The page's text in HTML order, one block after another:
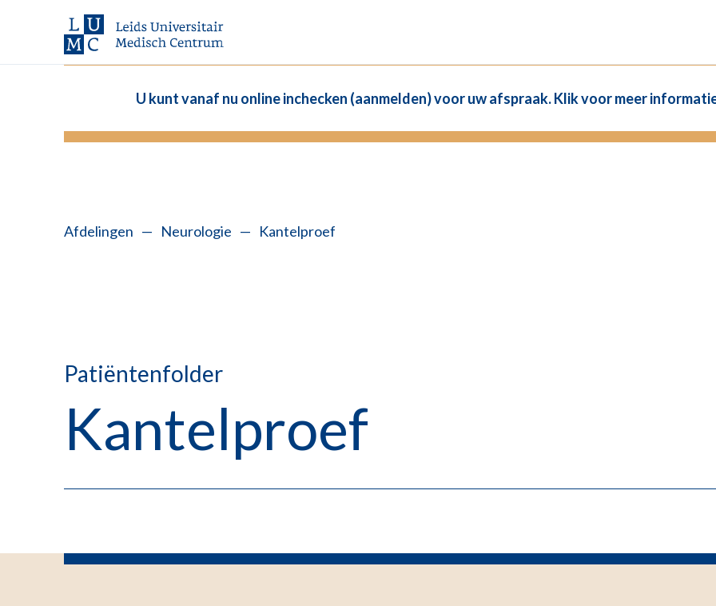
U kunt vanaf nu online inchecken (aanmelden) voor uw afspraak. Klik voor meer
Afdelingen — Neurologie — Kantelproef
Patiëntenfolder
Kantelproef